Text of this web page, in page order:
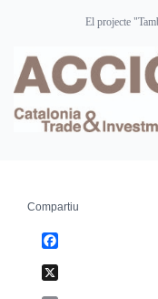
El projecte
Compartiu